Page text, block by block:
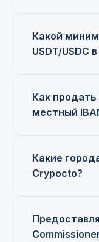
Какой
USDT/USDC
Как продать
местный
Какие
Crypocto?